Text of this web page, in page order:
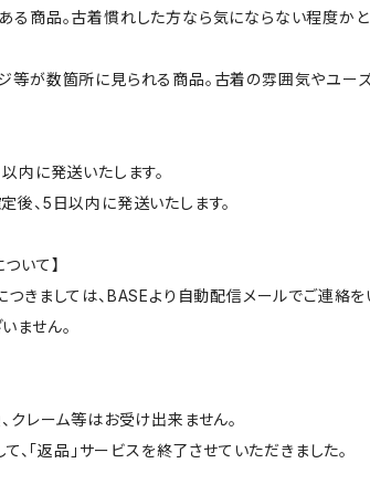
る商品。古着慣れした方なら気にならない程度かと
等が数箇所に見られる商品。古着の雰囲気やユー
内に発送いたします。
後、5日以内に発送いたします。
いて】
きましては、BASEより自動配信メールでご連絡を
ません。
クレーム等はお受け出来ません。
「返品」サービスを終了させていただきました。